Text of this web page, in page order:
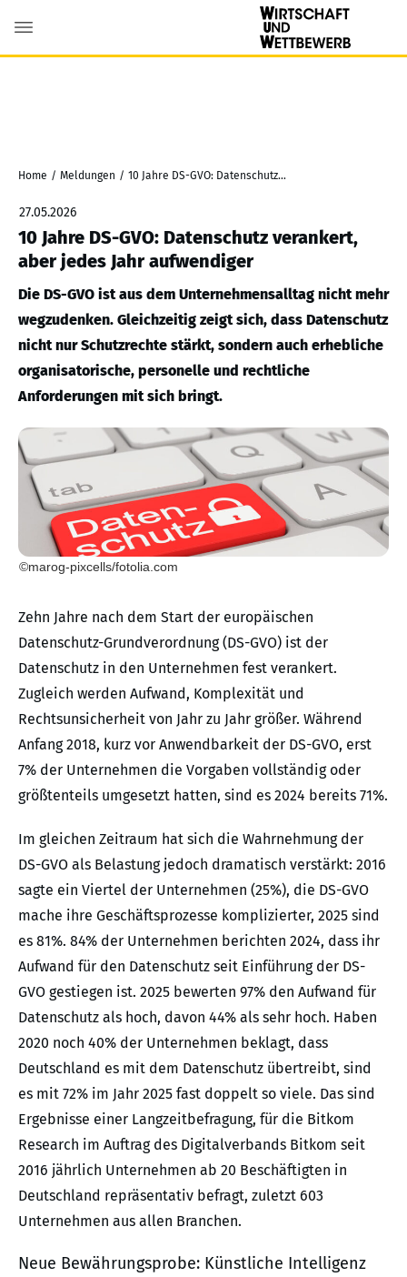
Home / Meldungen / 10 Jahre DS-GVO: Datenschutz verankert, aber jedes Jahr aufwendiger
27.05.2026
10 Jahre DS-GVO: Datenschutz verankert,
aber jedes Jahr aufwendiger
Die DS-GVO ist aus dem Unternehmensalltag nicht mehr
wegzudenken. Gleichzeitig zeigt sich, dass Datenschutz
nicht nur Schutzrechte stärkt, sondern auch erhebliche
organisatorische, personelle und rechtliche
Anforderungen mit sich bringt.
©marog-pixcells/fotolia.com
Zehn Jahre nach dem Start der europäischen
Datenschutz-Grundverordnung (DS-GVO) ist der
Datenschutz in den Unternehmen fest verankert.
Zugleich werden Aufwand, Komplexität und
Rechtsunsicherheit von Jahr zu Jahr größer. Während
Anfang 2018, kurz vor Anwendbarkeit der DS-GVO, erst
7% der Unternehmen die Vorgaben vollständig oder
größtenteils umgesetzt hatten, sind es 2024 bereits 71%.
Im gleichen Zeitraum hat sich die Wahrnehmung der
DS-GVO als Belastung jedoch dramatisch verstärkt: 2016
sagte ein Viertel der Unternehmen (25%), die DS-GVO
mache ihre Geschäftsprozesse komplizierter, 2025 sind
es 81%. 84% der Unternehmen berichten 2024, dass ihr
Aufwand für den Datenschutz seit Einführung der DS-
GVO gestiegen ist. 2025 bewerten 97% den Aufwand für
Datenschutz als hoch, davon 44% als sehr hoch. Haben
2020 noch 40% der Unternehmen beklagt, dass
Deutschland es mit dem Datenschutz übertreibt, sind
es mit 72% im Jahr 2025 fast doppelt so viele. Das sind
Ergebnisse einer Langzeitbefragung, für die Bitkom
Research im Auftrag des Digitalverbands Bitkom seit
2016 jährlich Unternehmen ab 20 Beschäftigten in
Deutschland repräsentativ befragt, zuletzt 603
Unternehmen aus allen Branchen.
Neue Bewährungsprobe: Künstliche Intelligenz